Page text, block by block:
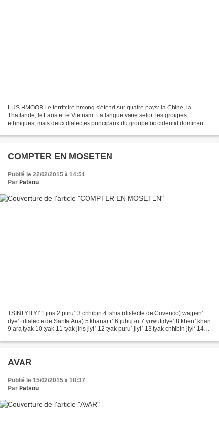
LUS HMOOB Le territoire hmong s'étend sur quatre pays: la Chine, la
Thaïlande, le Laos et le Vietnam. La langue varie selon les groupes
ethniques, mais deux dialectes principaux du groupe oc cidental dominent
COMPTER EN MOSETEN
Publié le 22/02/2015 à 14:51
Par Patsou
TSƗNTYITYI' 1 jiris 2 puru՚ 3 chhibin 4 tshis (dialecte de Covendo) wajpen՚
dye՚ (dialecte de Santa Ana) 5 khanam՚ 6 jubuj ɨn 7 yuwutidye՚ 8 khen՚ khan
9 arajtyak 10 tyak 11 tyak jiris jiyi՚ 12 tyak puru՚ jiyi՚ 13 tyak chhibin jiyi՚ 14
AVAR
Publié le 15/02/2015 à 18:37
Par Patsou